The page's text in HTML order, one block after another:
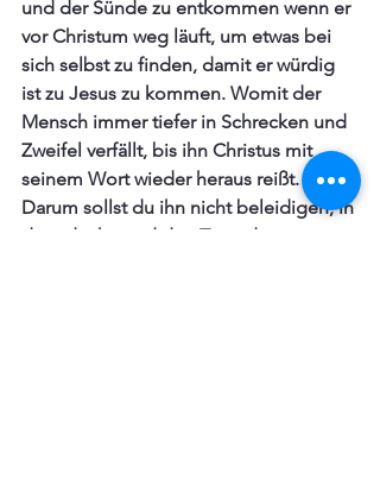
und der Sünde zu entkommen wenn er
vor Christum weg läuft, um etwas bei
sich selbst zu finden, damit er würdig
ist zu Jesus zu kommen. Womit der
Mensch immer tiefer in Schrecken und
Zweifel verfällt, bis ihn Christus mit
seinem Wort wieder heraus reißt.
Darum sollst du ihn nicht beleidigen, in
dem du ihn und den Trost den er